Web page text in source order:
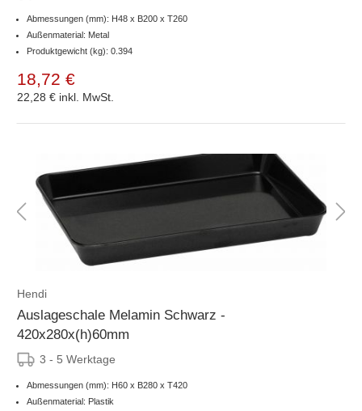
Abmessungen (mm): H48 x B200 x T260
Außenmaterial: Metal
Produktgewicht (kg): 0.394
18,72 €
22,28 € inkl. MwSt.
Hendi
Auslageschale Melamin Schwarz -
420x280x(h)60mm
3 - 5 Werktage
Abmessungen (mm): H60 x B280 x T420
Außenmaterial: Plastik